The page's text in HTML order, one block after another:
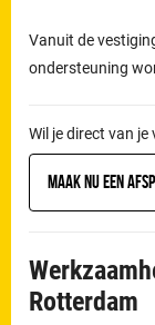
Vanuit de
ondersteuning
Wil je direct van
Maak nu een
Rotterdam